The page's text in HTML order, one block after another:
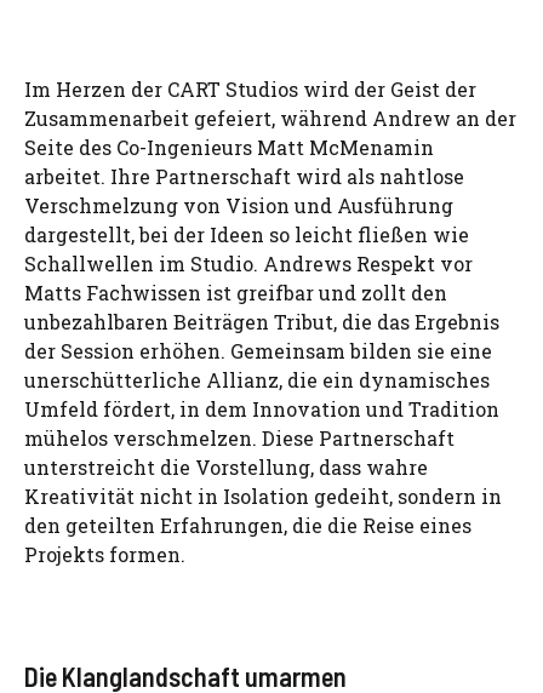
Im Herzen der CART Studios wird der Geist der
Zusammenarbeit gefeiert, während Andrew an der
Seite des Co-Ingenieurs Matt McMenamin
arbeitet. Ihre Partnerschaft wird als nahtlose
Verschmelzung von Vision und Ausführung
dargestellt, bei der Ideen so leicht fließen wie
Schallwellen im Studio. Andrews Respekt vor
Matts Fachwissen ist greifbar und zollt den
unbezahlbaren Beiträgen Tribut, die das Ergebnis
der Session erhöhen. Gemeinsam bilden sie eine
unerschütterliche Allianz, die ein dynamisches
Umfeld fördert, in dem Innovation und Tradition
mühelos verschmelzen. Diese Partnerschaft
unterstreicht die Vorstellung, dass wahre
Kreativität nicht in Isolation gedeiht, sondern in
den geteilten Erfahrungen, die die Reise eines
Projekts formen.
Die Klanglandschaft umarmen